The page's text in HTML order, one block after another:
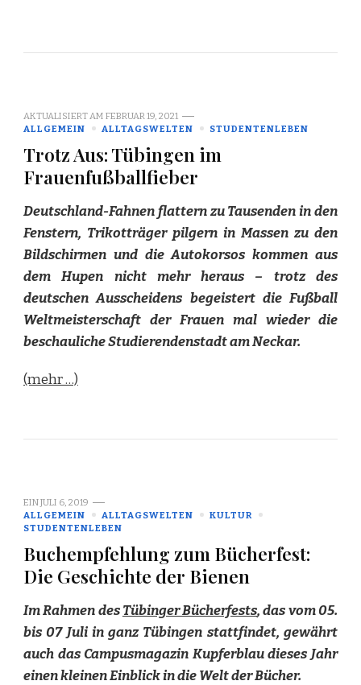
AKTUALISIERT AM FEBRUAR 19, 2021
ALLGEMEIN
ALLTAGSWELTEN STUDENTENLEBEN
Trotz Aus: Tübingen im
Frauenfußballfieber
Deutschland-Fahnen flattern zu Tausenden in den
Fenstern, Trikotträger pilgern in Massen zu den
Bildschirmen und die Autokorsos kommen aus
dem Hupen nicht mehr heraus – trotz des
deutschen Ausscheidens begeistert die Fußball
Weltmeisterschaft der Frauen mal wieder die
beschauliche Studierendenstadt am Neckar.
(mehr …)
EINJULI 6, 2019
ALLGEMEIN
ALLTAGSWELTEN
KULTUR
STUDENTENLEBEN
Buchempfehlung zum Bücherfest:
Die Geschichte der Bienen
Im Rahmen desTübinger Bücherfests, das vom 05.
bis 07 Juli in ganz Tübingen stattfindet, gewährt
auch das Campusmagazin Kupferblau dieses Jahr
einen kleinen Einblick in die Welt der Bücher.